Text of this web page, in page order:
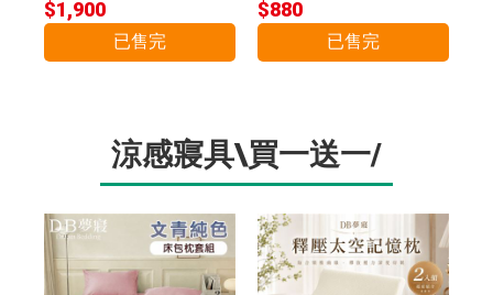
$1,900
已售完
$880
已售完
涼感寢具\買一送一/